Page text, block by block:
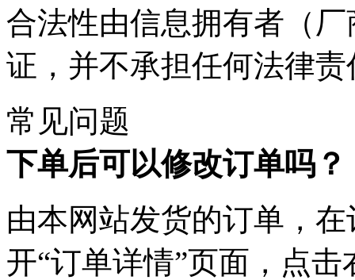
合法性由信息拥有者（
证，并不承担任何法律责
常见问题
下单后可以修改订单吗？
由本网站发货的订单，
开“订单详情”页面，点